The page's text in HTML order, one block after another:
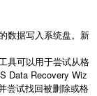
数据写入系统盘。新
具可以用于尝试从格
Data Recovery Wiz
尝试找回被删除或格